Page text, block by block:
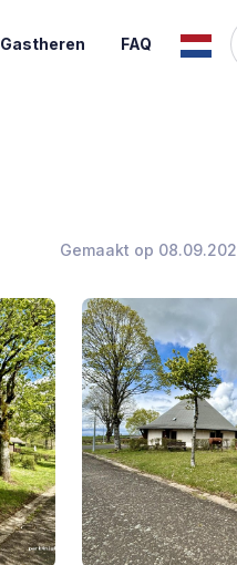
Gastheren FAQ
Gemaakt op